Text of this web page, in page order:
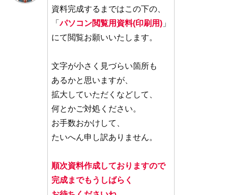
資料完成するまではこの下の、
「パソコン閲覧用資料(印刷用)」
にて閲覧お願いいたします。
文字が小さく見づらい箇所も
あるかと思いますが、
拡大していただくなどして、
何とかご対処ください。
お手数おかけして、
たいへん申し訳ありません。
順次資料作成しておりますので
完成までもうしばらく